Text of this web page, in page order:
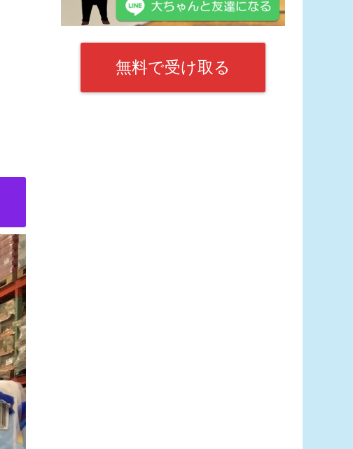
無料で受け取る